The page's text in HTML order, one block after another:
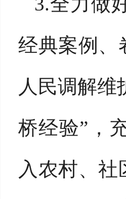
经典案例、
人民调解维
桥经验”，
入农村、